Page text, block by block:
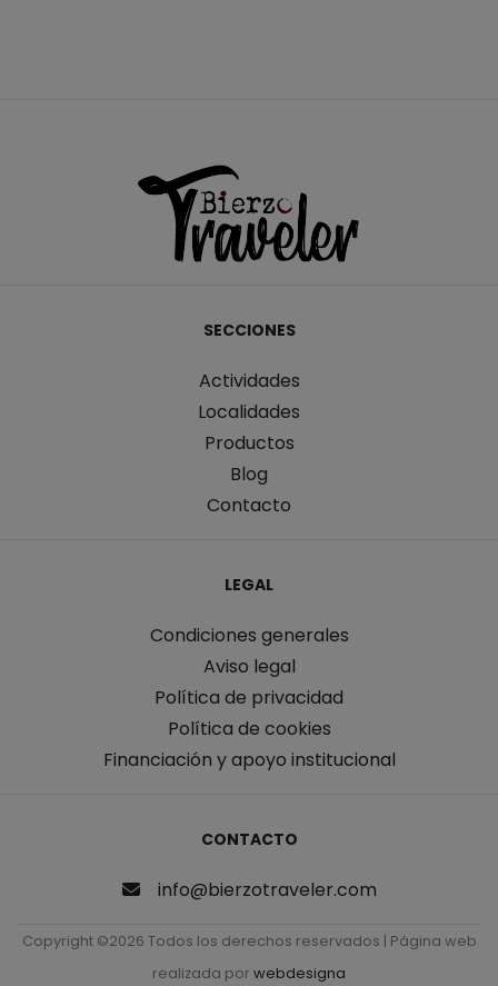
SECCIONES
Actividades
Localidades
Productos
Blog
Contacto
LEGAL
Condiciones generales
Aviso legal
Política de privacidad
Política de cookies
Financiación y apoyo institucional
CONTACTO
info@bierzotraveler.com
Copyright ©2026 Todos los derechos reservados | Página web
realizada por webdesigna